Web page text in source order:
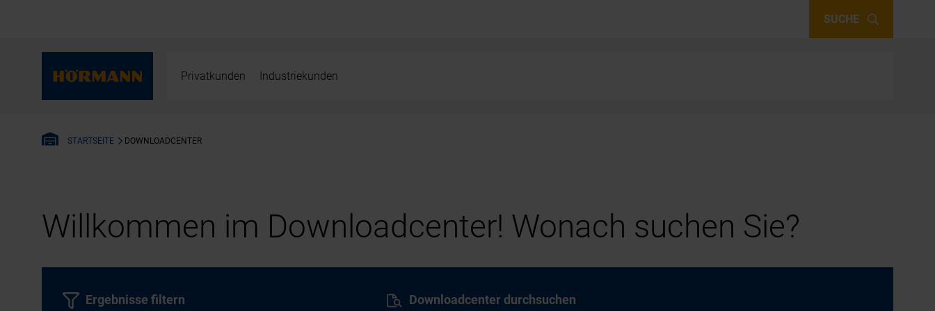
SUCHE
Privatkunden Industriekunden
STARTSEITE DOWNLOADCENTER
Willkommen im Downloadcenter! Wonach suchen Sie?
Downloadcenter durchsuchen
Ergebnisse filtern